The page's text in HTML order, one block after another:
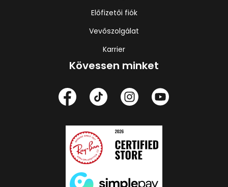
Előfizetői fiók
Vevőszolgálat
Karrier
Kövessen minket